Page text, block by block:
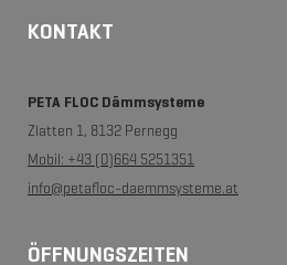
KONTAKT
PETA FLOC Dämmsysteme
Zlatten 1, 8132 Pernegg
Mobil: +43 (0)664 5251351
info@petafloc-daemmsysteme.at
ÖFFNUNGSZEITEN